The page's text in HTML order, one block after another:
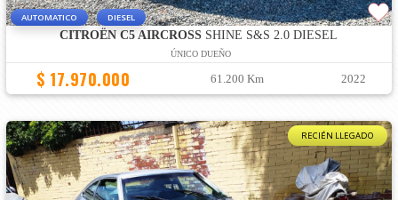
AUTOMATICO DIESEL
CITROËN C5 AIRCROSS SHINE S&S 2.0 DIESEL
ÚNICO DUEÑO
$ 17.970.000 61.200 Km 2022
RECIÉN LLEGADO